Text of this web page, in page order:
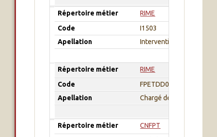
Répertoire métier
RIME
Code
I1503
Apellation
Intervention en milieux
Répertoire métier
RIME
Code
FPETDD05
Apellation
Chargé de prévention
Répertoire métier
CNFPT